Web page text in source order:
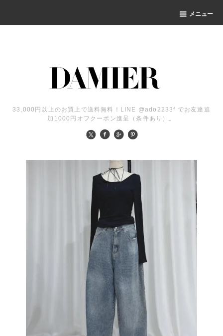
メニュー
33,000円以上のお買上で送料無料！LINE @ado2233f でお友達追
加1000円オフクーポン進呈（条件あり）。